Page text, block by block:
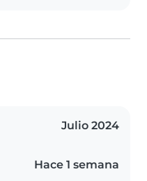
Julio 2024
Hace 1 semana